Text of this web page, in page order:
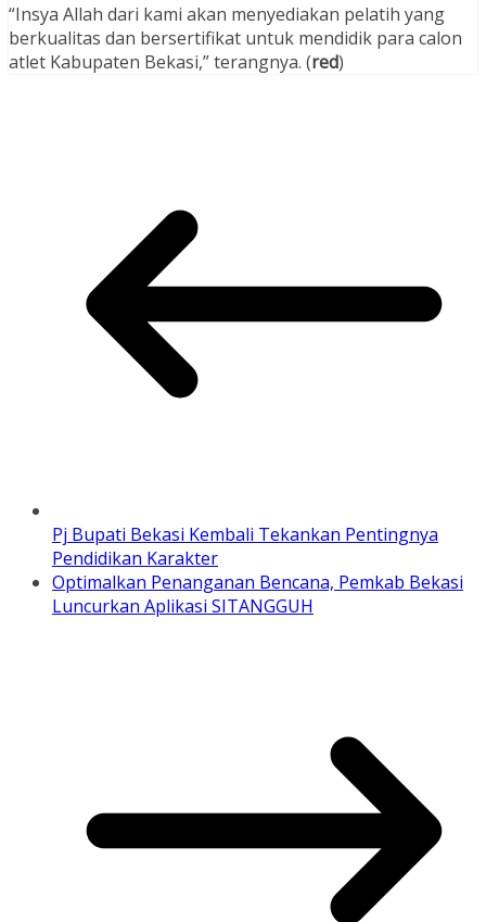
“Insya Allah dari kami akan menyediakan pelatih yang
berkualitas dan bersertifikat untuk mendidik para calon
atlet Kabupaten Bekasi,” terangnya. (red)
Pj Bupati Bekasi Kembali Tekankan Pentingnya
Pendidikan Karakter
Optimalkan Penanganan Bencana, Pemkab Bekasi
Luncurkan Aplikasi SITANGGUH